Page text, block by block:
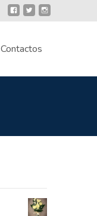
Contactos